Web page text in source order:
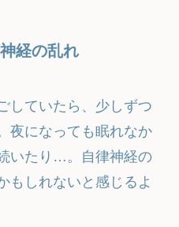
経の乱れ
していたら、少しずつ
夜になっても眠れなか
いたり…。自律神経の
もしれないと感じるよ